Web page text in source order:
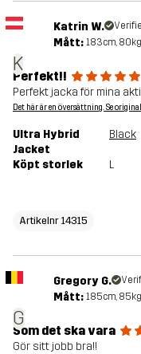
K
Katrin W.
Mått: 183cm, 80kg
Perfekt!!
Perfekt jacka för mina
Det här är en översättning. Se
Ultra Hybrid
Jacket
Black
Köpt storlek L
Artikelnr 14315
G
Gregory G.
Mått: 185cm, 85kg
Som det ska vara
Gör sitt jobb bra!!